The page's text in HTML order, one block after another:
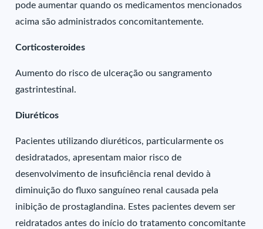
pode aumentar quando os medicamentos mencionados
acima são administrados concomitantemente.
Corticosteroides
Aumento do risco de ulceração ou sangramento
gastrintestinal.
Diuréticos
Pacientes utilizando diuréticos, particularmente os
desidratados, apresentam maior risco de
desenvolvimento de insuficiência renal devido à
diminuição do fluxo sanguíneo renal causada pela
inibição de prostaglandina. Estes pacientes devem ser
reidratados antes do início do tratamento concomitante